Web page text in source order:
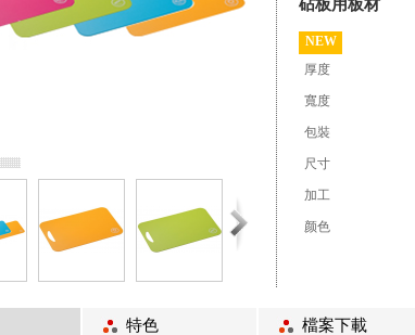
砧板用板材
NEW
厚度
寬度
包裝
尺寸
加工
颜色
特色 檔案下載